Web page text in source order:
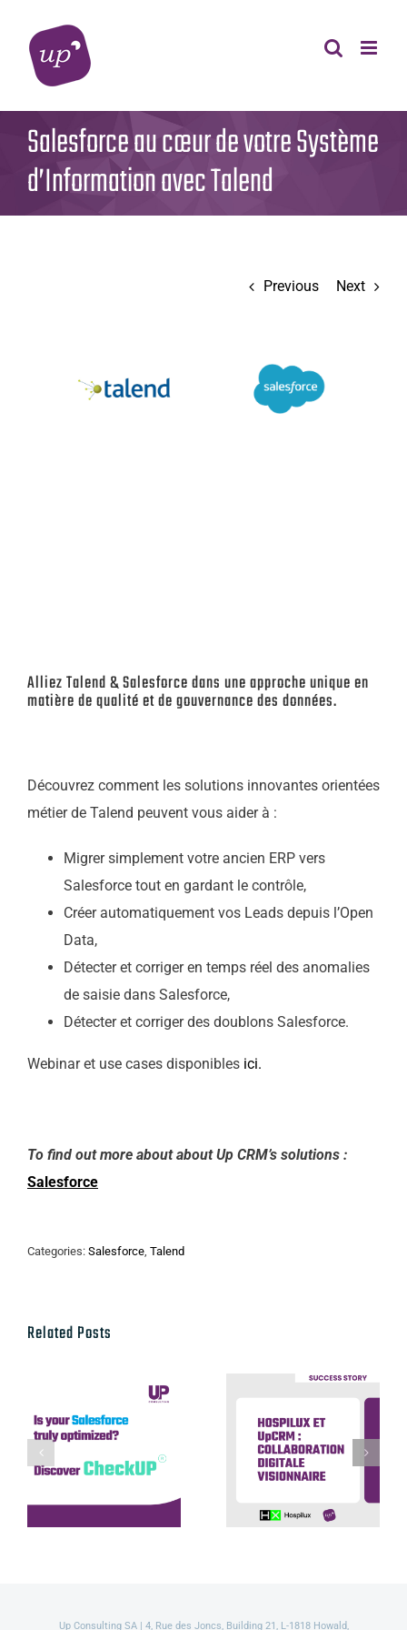
content
Salesforce au cœur de votre Système
d’Information avec Talend
Previous Next
Alliez Talend & Salesforce dans une approche unique en
matière de qualité et de gouvernance des données.
Découvrez comment les solutions innovantes orientées
métier de Talend peuvent vous aider à :
Migrer simplement votre ancien ERP vers
Salesforce tout en gardant le contrôle,
Créer automatiquement vos Leads depuis l’Open
Data,
Détecter et corriger en temps réel des anomalies
de saisie dans Salesforce,
Détecter et corriger des doublons Salesforce.
Webinar et use cases disponibles ici.
To find out more about about Up CRM’s solutions :
Salesforce
Categories: Salesforce, Talend
Related Posts
Discover our
CheckUP offer
UpCRM :
collaboration
digitale
visionnaire
Up Consulting SA | 4, Rue des Joncs, Building 21, L-1818 Howald,